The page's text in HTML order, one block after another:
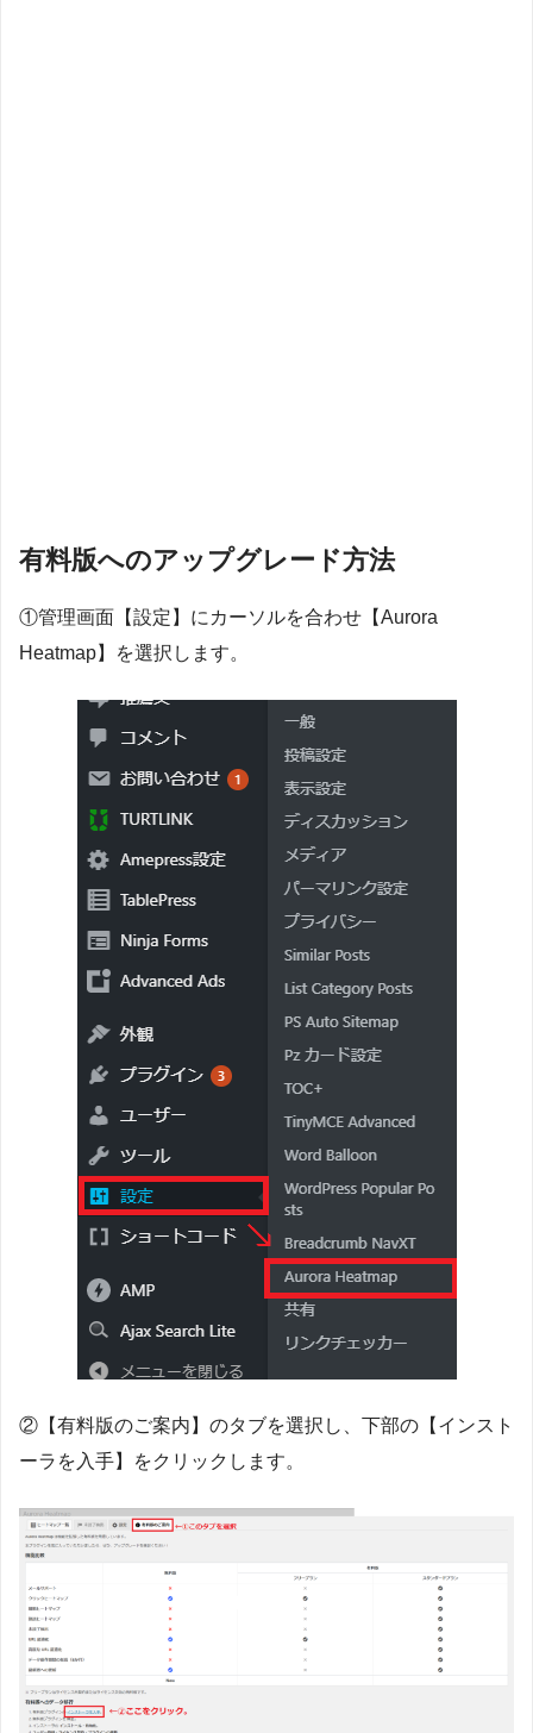
有料版へのアップグレード方法
①管理画面【設定】にカーソルを合わせ【Aurora
Heatmap】を選択します。
②【有料版のご案内】のタブを選択し、下部の【インスト
ーラを入手】をクリックします。